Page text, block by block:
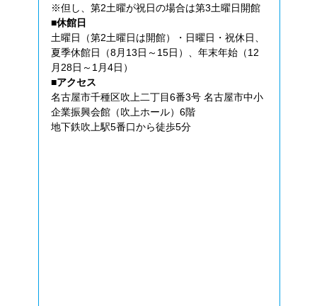
※但し、第2土曜が祝日の場合は第3土曜日開館
■休館日
土曜日（第2土曜日は開館）・日曜日・祝休日、
夏季休館日（8月13日～15日）、年末年始（12
月28日～1月4日）
■アクセス
名古屋市千種区吹上二丁目6番3号 名古屋市中小
企業振興会館（吹上ホール）6階
地下鉄吹上駅5番口から徒歩5分